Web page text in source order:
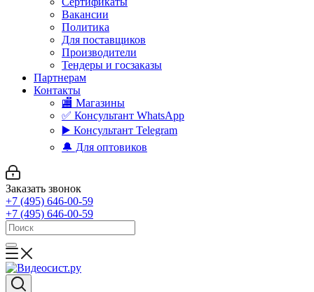
Вакансии
Политика
Для поставщиков
Производители
Тендеры и госзаказы
Партнерам
Контакты
🏬 Магазины
✅️ Консультант WhatsApp
▶️ Консультант Telegram
🔔 Для оптовиков
Заказать звонок
+7 (495) 646-00-59
+7 (495) 646-00-59